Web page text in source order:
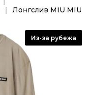
Лонгслив MIU MIU
Из-за рубежа